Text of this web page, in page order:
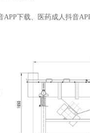
APP下载、医药成人抖音